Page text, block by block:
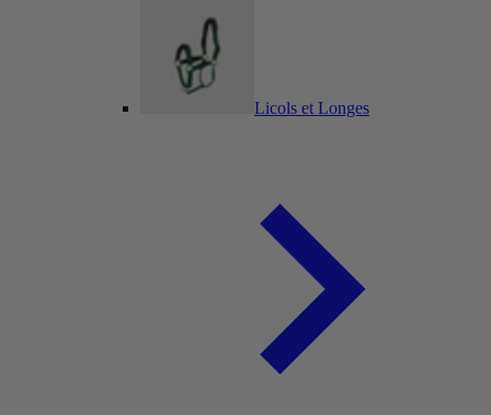
Licols et Longes